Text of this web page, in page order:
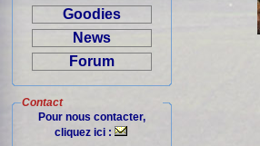
Goodies
News
Forum
Contact
Pour nous contacter,
cliquez ici :